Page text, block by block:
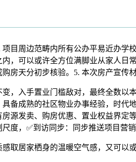
周边范畴内所有公办平易近办学
，可以或许全方位满脚业从家人日
房天分初步核验。5. 本次房产宣传
入手置业门槛敌对，最终全数以
备成熟的社区物业办事经验，时
源发卖、购房优惠、置业权益界
度，✅到访同步：同步推送项目营
居家栖身的温暖空气感，又可以